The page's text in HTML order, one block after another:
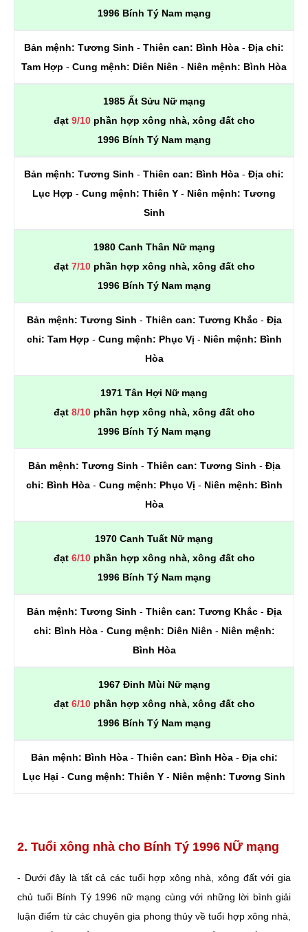
1996 Bính Tý Nam mạng
Bản mệnh: Tương Sinh - Thiên can: Bình Hòa - Địa chi:
Tam Hợp - Cung mệnh: Diên Niên - Niên mệnh: Bình Hòa
1985 Ất Sửu Nữ mạng
đạt 9/10phần hợp xông nhà, xông đất cho
1996 Bính Tý Nam mạng
Bản mệnh: Tương Sinh - Thiên can: Bình Hòa - Địa chi:
Lục Hợp - Cung mệnh: Thiên Y - Niên mệnh: Tương
Sinh
1980 Canh Thân Nữ mạng
đạt 7/10phần hợp xông nhà, xông đất cho
1996 Bính Tý Nam mạng
Bản mệnh: Tương Sinh - Thiên can: Tương Khắc- Địa
chi: Tam Hợp - Cung mệnh: Phục Vị - Niên mệnh: Bình
Hòa
1971 Tân Hợi Nữ mạng
đạt 8/10phần hợp xông nhà, xông đất cho
1996 Bính Tý Nam mạng
Bản mệnh: Tương Sinh - Thiên can: Tương Sinh - Địa
chi: Bình Hòa- Cung mệnh: Phục Vị - Niên mệnh: Bình
Hòa
1970 Canh Tuất Nữ mạng
đạt 6/10phần hợp xông nhà, xông đất cho
1996 Bính Tý Nam mạng
Bản mệnh: Tương Sinh - Thiên can: Tương Khắc- Địa
chi: Bình Hòa- Cung mệnh: Diên Niên - Niên mệnh:
Bình Hòa
1967 Đinh Mùi Nữ mạng
đạt 6/10phần hợp xông nhà, xông đất cho
1996 Bính Tý Nam mạng
Bản mệnh: Bình Hòa- Thiên can: Bình Hòa- Địa chi:
Lục Hại - Cung mệnh: Thiên Y - Niên mệnh: Tương Sinh
2. Tuổi xông nhà cho Bính Tý 1996 NỮ mạng
- Dưới đây là tất cả các tuổi hợp xông nhà, xông đất với gia
chủ tuổi Bính Tý 1996 nữ mạng cùng với những lời bình giải
luận điểm từ các chuyên gia phong thủy về tuổi hợp xông nhà,